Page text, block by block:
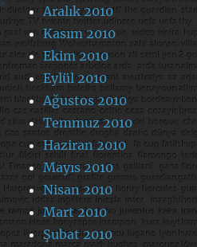
Aralık 2010
Kasım 2010
Ekim 2010
Eylül 2010
Ağustos 2010
Temmuz 2010
Haziran 2010
Mayıs 2010
Nisan 2010
Mart 2010
Şubat 2010